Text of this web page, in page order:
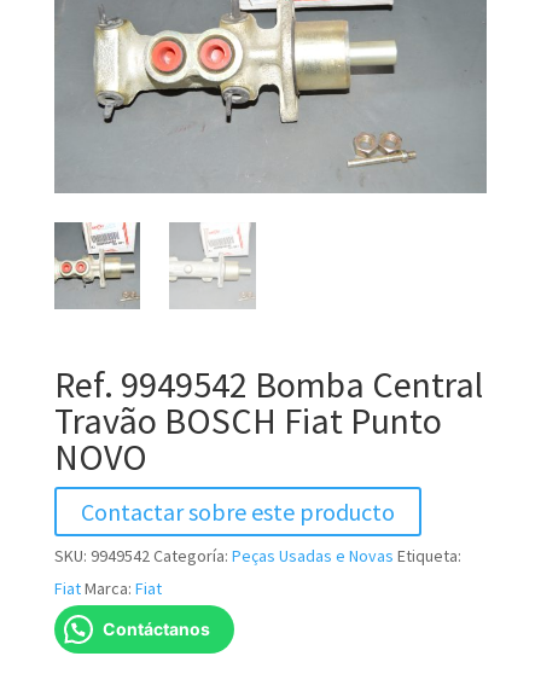
Ref. 9949542 Bomba Central
Travão BOSCH Fiat Punto
NOVO
Contactar sobre este producto
SKU: 9949542Categoría: Peças Usadas e Novas Etiqueta:
FiatMarca: Fiat
Contáctanos